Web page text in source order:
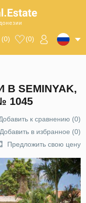
(0) (0)
SEMINYAK,
1045
к сравнению (0)
Добавить в избранное (0)
Предложить свою цену